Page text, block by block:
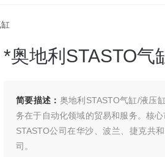
*奥地利STASTO气
简要描述： 奥地利STASTO气缸/液压
务在于自动化领域的贸易和服务。核
STASTO公司在华沙、波兰、捷克共
司。